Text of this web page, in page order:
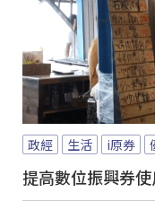
政經 生活 i原券
提高數位振興券